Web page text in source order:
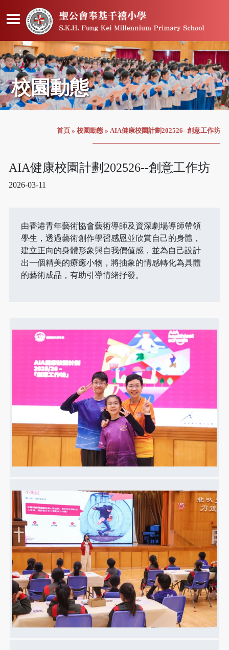
校園動態
首頁 » 校園動態 » AIA健康校園計劃202526--創意工作坊
AIA健康校園計劃202526--創意工作坊
2026-03-11
由香港青年藝術協會藝術導師及資深劇場導師帶領
學生，透過藝術創作學習感恩並欣賞自己的身體，
建立正向的身體形象與自我價值感，並為自己設計
出一個精美的療癒小物，將抽象的情感轉化為具體
的藝術成品，有助引導情緒抒發。